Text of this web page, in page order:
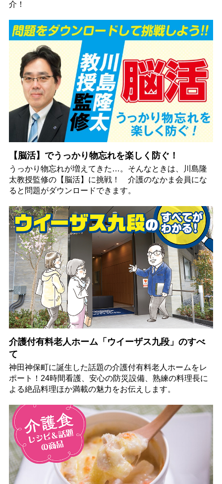
介！
【脳活】でうっかり物忘れを楽しく防ぐ！
うっかり物忘れが増えてきた…。そんなときは、川島隆
太教授監修の【脳活】に挑戦！ 介護のなかま会員にな
ると問題がダウンロードできます。
介護付有料老人ホーム「ウイーザス九段」のすべ
て
神田神保町に誕生した話題の介護付有料老人ホームをレ
ポート！24時間看護、安心の防災設備、熟練の料理長に
よる絶品料理ほか満載の魅力をお伝えします。